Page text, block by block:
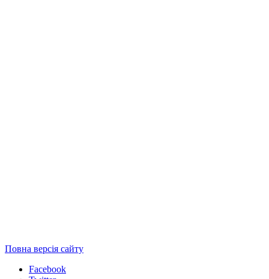
Повна версія сайту
Facebook